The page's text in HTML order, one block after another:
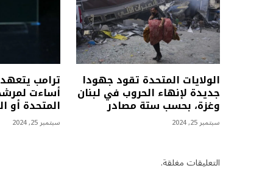
الولايات المتحدة تقود جهودا
جديدة لإنهاء الحروب في لبنان
وغزة، بحسب ستة مصادر
سبتمبر 25, 2024
ترامب يتعهد
أساءت
المتحدة أو
سبتمبر 25, 2024
التعليقات مغلقة.